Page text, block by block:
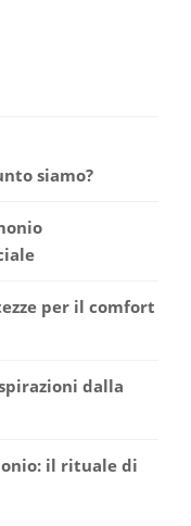
siamo?
per il comfort
dalla
il rituale di